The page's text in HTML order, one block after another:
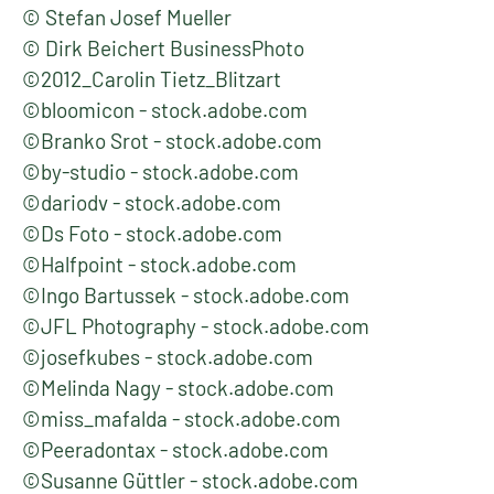
© Stefan Josef Mueller
© Dirk Beichert BusinessPhoto
©2012_Carolin Tietz_Blitzart
©bloomicon - stock.adobe.com
©Branko Srot - stock.adobe.com
©by-studio - stock.adobe.com
©dariodv - stock.adobe.com
©Ds Foto - stock.adobe.com
©Halfpoint - stock.adobe.com
©Ingo Bartussek - stock.adobe.com
©JFL Photography - stock.adobe.com
©josefkubes - stock.adobe.com
©Melinda Nagy - stock.adobe.com
©miss_mafalda - stock.adobe.com
©Peeradontax - stock.adobe.com
©Susanne Güttler - stock.adobe.com